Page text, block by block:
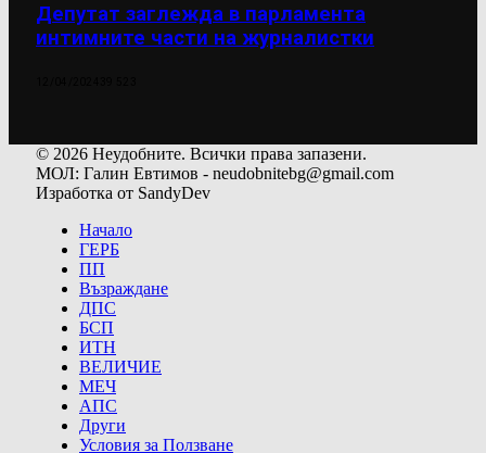
Депутат заглежда в парламента
интимните части на журналистки
© 2026 Неудобните. Всички права запазени.
МОЛ: Галин Евтимов - neudobnitebg@gmail.com
Изработка от SandyDev
Начало
ГЕРБ
ПП
Възраждане
ДПС
БСП
ИТН
ВЕЛИЧИЕ
МЕЧ
АПС
Други
Условия за Ползване